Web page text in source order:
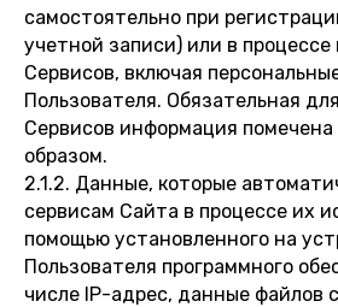
самостоятельно при
учетной записи) или в процессе
Сервисов, включая
Пользователя. Обязательная
Сервисов информация
образом.
2.1.2. Данные, которые
сервисам Сайта в процессе их
помощью установленного на
Пользователя программного
числе IP-адрес, данные файлов